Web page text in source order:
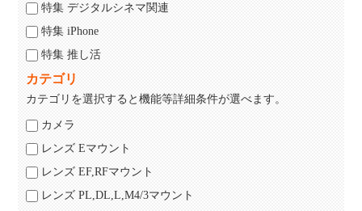
特集 デジタルシネマ関連
特集 iPhone
特集 推し活
カテゴリ
カテゴリを選択すると機能等詳細条件が選べます。
カメラ
レンズ Eマウント
レンズ EF,RFマウント
レンズ PL,DL,L,M4/3マウント